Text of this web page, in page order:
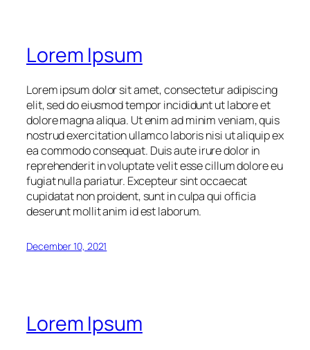
Lorem Ipsum
Lorem ipsum dolor sit amet, consectetur adipiscing
elit, sed do eiusmod tempor incididunt ut labore et
dolore magna aliqua. Ut enim ad minim veniam, quis
nostrud exercitation ullamco laboris nisi ut aliquip ex
ea commodo consequat. Duis aute irure dolor in
reprehenderit in voluptate velit esse cillum dolore eu
fugiat nulla pariatur. Excepteur sint occaecat
cupidatat non proident, sunt in culpa qui officia
deserunt mollit anim id est laborum.
December 10, 2021
Lorem Ipsum